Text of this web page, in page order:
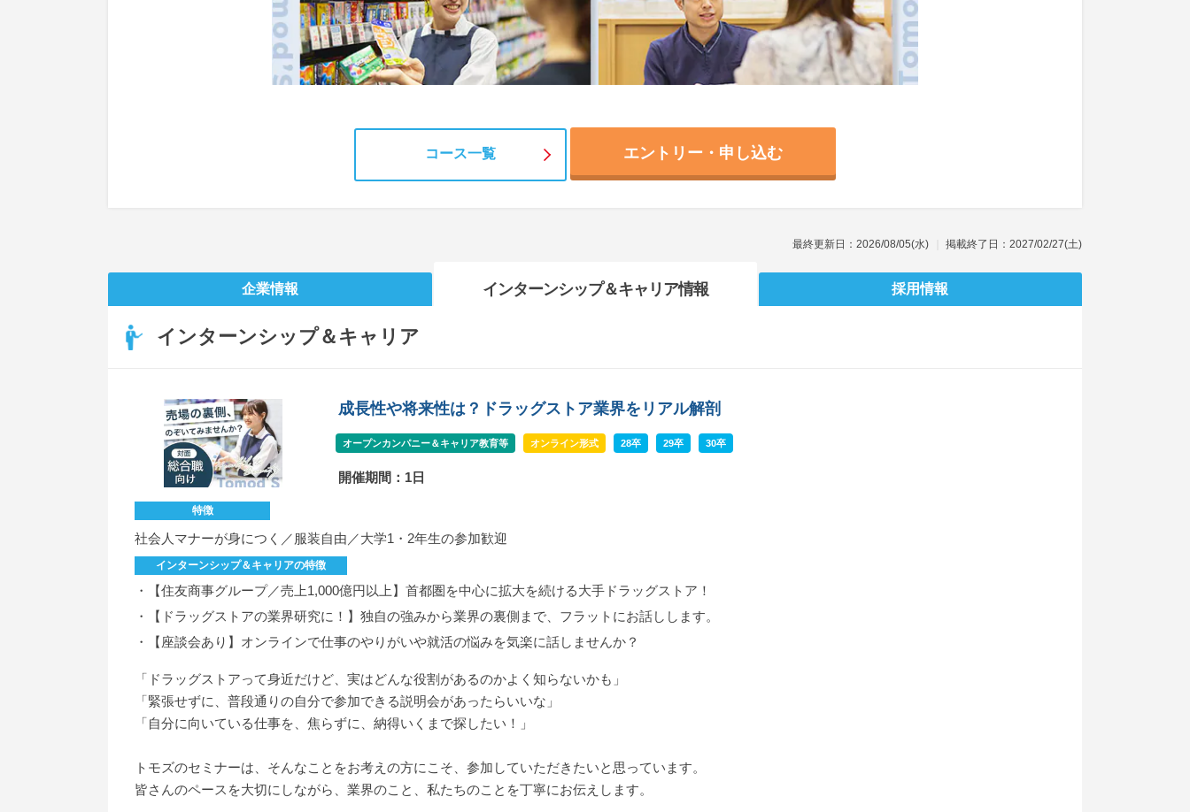
コース一覧 エントリー・申し込む
最終更新日：2026/08/05(水) 掲載終了日：2027/02/27(土)
企業情報 インターンシップ＆キャリア情報 採用情報
インターンシップ＆キャリア
成長性や将来性は？ドラッグストア業界をリアル解剖
オープンカンパニー＆キャリア教育等 オンライン形式 28卒 29卒 30卒
開催期間：1日
特徴
社会人マナーが身につく／服装自由／大学1・2年生の参加歓迎
インターンシップ＆キャリアの特徴
・【住友商事グループ／売上1,000億円以上】首都圏を中心に拡大を続ける大手ドラッグストア！
・【ドラッグストアの業界研究に！】独自の強みから業界の裏側まで、フラットにお話しします。
・【座談会あり】オンラインで仕事のやりがいや就活の悩みを気楽に話しませんか？
「ドラッグストアって身近だけど、実はどんな役割があるのかよく知らないかも」
「緊張せずに、普段通りの自分で参加できる説明会があったらいいな」
「自分に向いている仕事を、焦らずに、納得いくまで探したい！」
トモズのセミナーは、そんなことをお考えの方にこそ、参加していただきたいと思っています。
皆さんのペースを大切にしながら、業界のこと、私たちのことを丁寧にお伝えします。